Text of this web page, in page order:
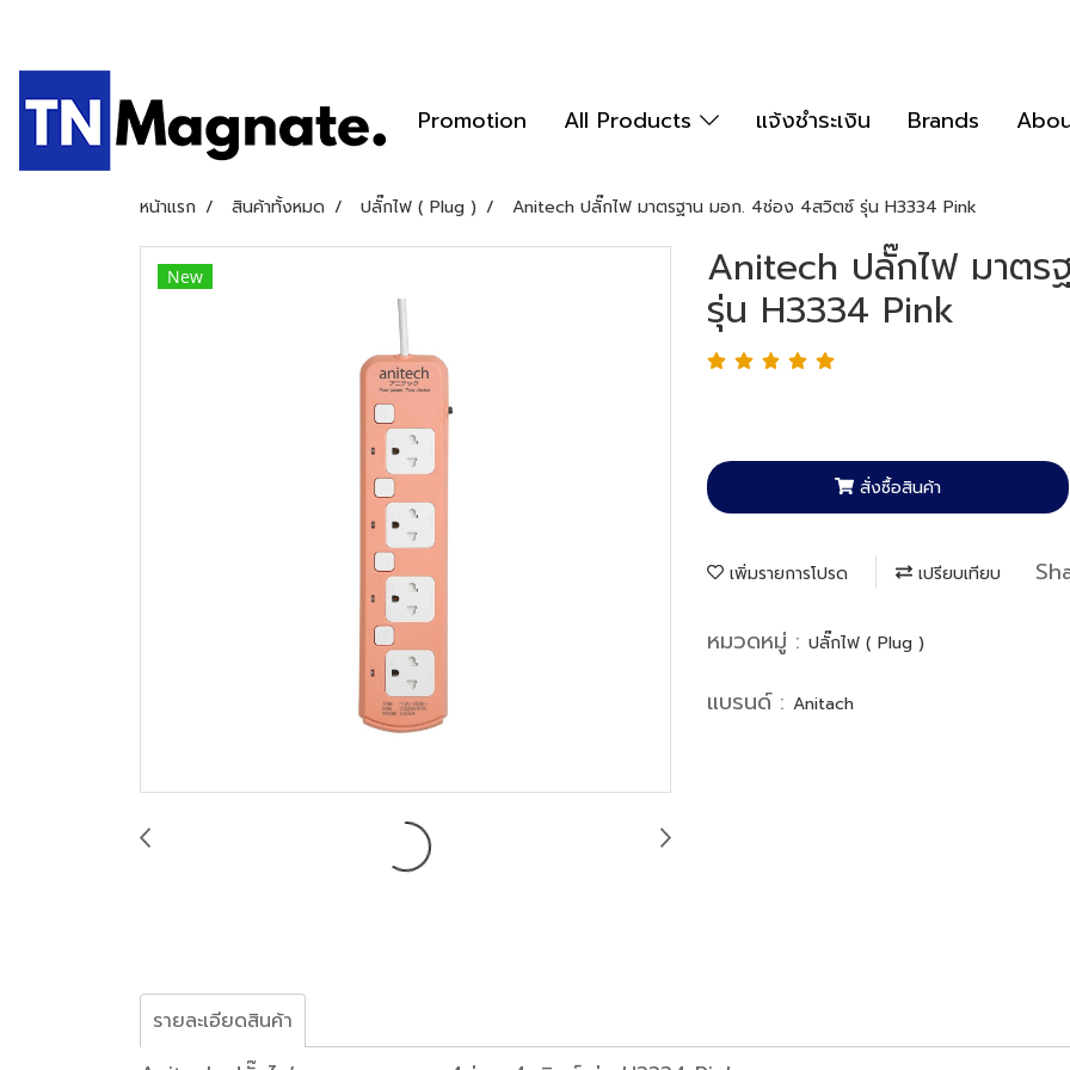
Promotion All Products แจ้งชำระเงิน Brands
หน้าแรก สินค้าทั้งหมด ปลั๊กไฟ ( Plug ) Anitech ปลั๊กไฟ มาตรฐาน มอก. 4ช่อง 4สวิตซ์ รุ่น H3334 Pink
New Anitech ปลั๊กไฟ มาต
รุ่น H3334 Pink
สั่งซื้อสินค้า
เพิ่มรายการโปรด เปรียบเทียบ
หมวดหมู่ : ปลั๊กไฟ ( Plug )
แบรนด์ : Anitach
รายละเอียดสินค้า